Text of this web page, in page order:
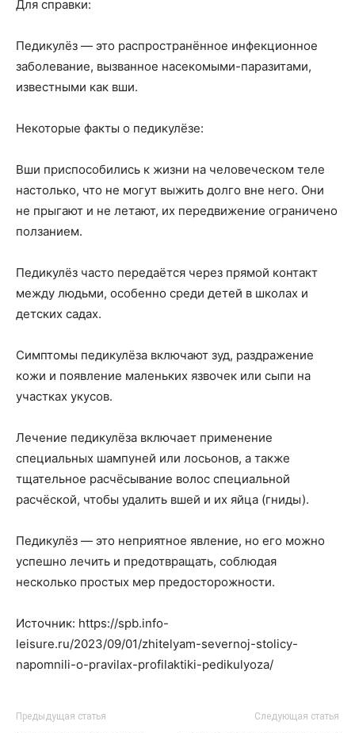
Для справки:
Педикулёз — это распространённое инфекционное
заболевание, вызванное насекомыми-паразитами,
известными как вши.
Некоторые факты о педикулёзе:
Вши приспособились к жизни на человеческом теле
настолько, что не могут выжить долго вне него. Они
не прыгают и не летают, их передвижение ограничено
ползанием.
Педикулёз часто передаётся через прямой контакт
между людьми, особенно среди детей в школах и
детских садах.
Симптомы педикулёза включают зуд, раздражение
кожи и появление маленьких язвочек или сыпи на
участках укусов.
Лечение педикулёза включает применение
специальных шампуней или лосьонов, а также
тщательное расчёсывание волос специальной
расчёской, чтобы удалить вшей и их яйца (гниды).
Педикулёз — это неприятное явление, но его можно
успешно лечить и предотвращать, соблюдая
несколько простых мер предосторожности.
Источник: https://spb.info-
leisure.ru/2023/09/01/zhitelyam-severnoj-stolicy-
napomnili-o-pravilax-profilaktiki-pedikulyoza/
Предыдущая статья Следующая статья